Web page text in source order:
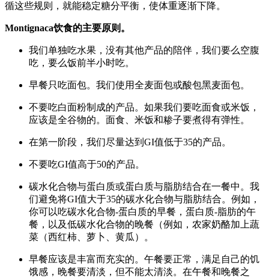
循这些规则，就能稳定糖分平衡，使体重逐渐下降。
Montignaca饮食的主要原则。
我们单独吃水果，没有其他产品的陪伴，我们要么空腹
吃，要么饭前半小时吃。
早餐只吃面包。我们使用全麦面包或酸包黑麦面包。
不要吃白面粉制成的产品。如果我们要吃面食或米饭，
应该是全谷物的。面食、米饭和糁子要煮得有弹性。
在第一阶段，我们尽量达到GI值低于35的产品。
不要吃GI值高于50的产品。
碳水化合物与蛋白质或蛋白质与脂肪结合在一餐中。我
们避免将GI值大于35的碳水化合物与脂肪结合。例如，
你可以吃碳水化合物-蛋白质的早餐，蛋白质-脂肪的午
餐，以及低碳水化合物的晚餐（例如，农家奶酪加上蔬
菜（西红柿、萝卜、黄瓜）。
早餐应该是丰富而充实的。午餐要正常，满足自己的饥
饿感，晚餐要清淡，但不能太清淡。在午餐和晚餐之